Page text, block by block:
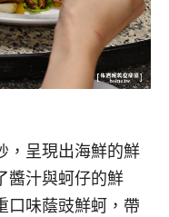
，呈現出海鮮的鮮
醬汁與蚵仔的鮮
口味蔭豉鮮蚵，帶